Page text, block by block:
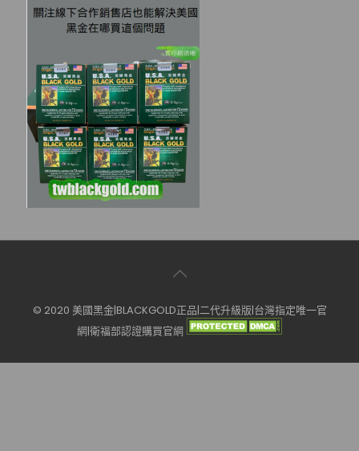
© 2020 美國黑金|BLACKGOLD正品|二代升級版|台灣指定唯一官
網|衛福部認證購買官網